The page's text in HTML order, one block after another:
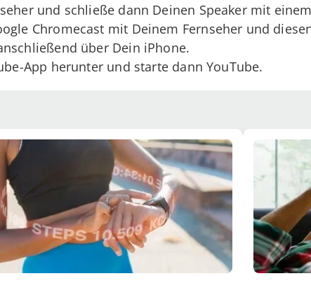
und schließe dann Deinen Speaker mit
Chromecast mit Deinem Fernseher und
über Dein iPhone.
App herunter und starte dann YouTube.